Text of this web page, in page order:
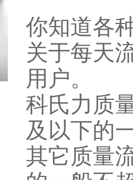
你知道各
关于每天
用户。
科氏力质
及以下的
其它质量